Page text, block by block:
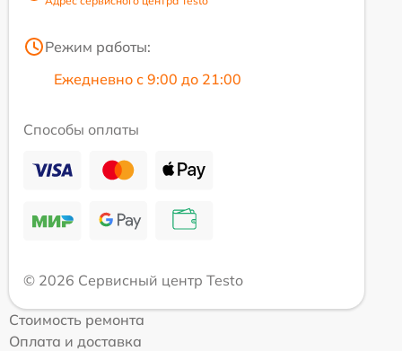
Режим работы:
Ежедневно с 9:00 до 21:00
Способы оплаты
© 2026 Сервисный центр Testo
Стоимость ремонта
Оплата и доставка